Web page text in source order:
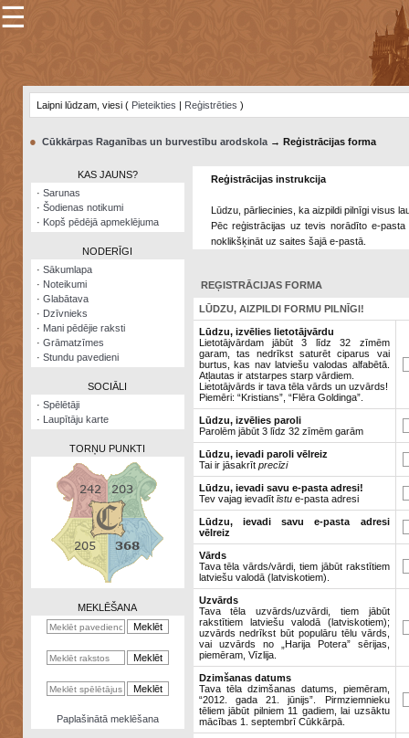
×
Šodienas
notikumi
Visatcera
almanahs
Arhīvs
Zināšanu
kalkulators
Nomētātās
☰
Laipni lūdzam, viesi ( Pieteikties | Reģistrēties )
● Cūkkārpas Raganības un burvestību arodskola→ Reģistrācijas forma
KAS JAUNS?
· Sarunas
· Šodienas notikumi
· Kopš pēdējā apmeklējuma
NODERĪGI
· Sākumlapa
· Noteikumi
· Glabātava
· Dzīvnieks
· Mani pēdējie raksti
· Grāmatzīmes
· Stundu pavedieni
SOCIĀLI
· Spēlētāji
· Laupītāju karte
TORŅU PUNKTI
MEKLĒŠANA
Paplašinātā meklēšana
Reģistrācijas instrukcija
Lūdzu, pārliecinies, ka aizpildi pilnīgi visus
Pēc reģistrācijas uz tevis norādīto e-
noklikšķināt uz saites šajā e-pastā.
REĢISTRĀCIJAS FORMA
LŪDZU, AIZPILDI FORMU PILNĪGI!
Lūdzu, izvēlies lietotājvārdu
Lietotājvārdam jābūt 3 līdz 32 zīmēm
garam, tas nedrīkst saturēt ciparus vai
burtus, kas nav latviešu valodas alfabētā.
Atļautas ir atstarpes starp vārdiem.
Lietotājvārds ir tava tēla vārds un uzvārds!
Piemēri: “Kristians”, “Flēra Goldinga”.
Lūdzu, izvēlies paroli
Parolēm jābūt 3 līdz 32 zīmēm garām
Lūdzu, ievadi paroli vēlreiz
Tai ir jāsakrīt precīzi
Lūdzu, ievadi savu e-pasta adresi!
Tev vajag ievadīt īstue-pasta adresi
Lūdzu, ievadi savu e-pasta adresi
vēlreiz
Vārds
Tava tēla vārds/vārdi, tiem jābūt rakstītiem
latviešu valodā (latviskotiem).
Uzvārds
Tava tēla uzvārds/uzvārdi, tiem jābūt
rakstītiem latviešu valodā (latviskotiem);
uzvārds nedrīkst būt populāru tēlu vārds,
vai uzvārds no „Harija Potera” sērijas,
piemēram, Vīzlija.
Dzimšanas datums
Tava tēla dzimšanas datums, piemēram,
“2012. gada 21. jūnijs”. Pirmziemnieku
tēliem jābūt pilniem 11 gadiem, lai uzsāktu
mācības 1. septembrī Cūkkārpā.